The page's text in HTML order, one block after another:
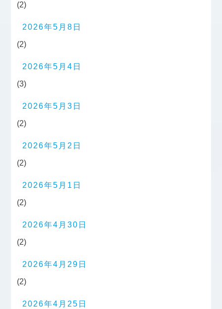
(2)
2026年5月8日
(2)
2026年5月4日
(3)
2026年5月3日
(2)
2026年5月2日
(2)
2026年5月1日
(2)
2026年4月30日
(2)
2026年4月29日
(2)
2026年4月25日